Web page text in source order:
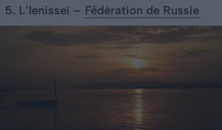
5. L’Ienisseï – Fédération de Russie